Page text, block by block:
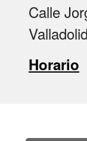
Calle
Horario